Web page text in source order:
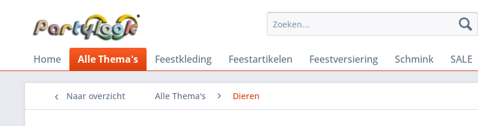
Home Alle Thema's Feestkleding Feestartikelen Feestversiering Schmink SALE
Naar overzicht Alle Thema's Dieren